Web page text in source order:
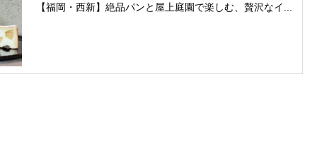
【福岡・西新】絶品パンと屋上庭園で楽しむ、贅沢なイ...